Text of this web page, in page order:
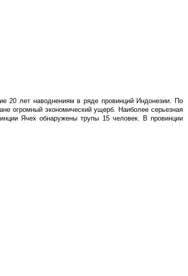
20 лет наводнениям в ряде провинций Индонезии. По
огромный экономический ущерб. Наиболее серьезная
Ячех обнаружены трупы 15 человек. В провинции